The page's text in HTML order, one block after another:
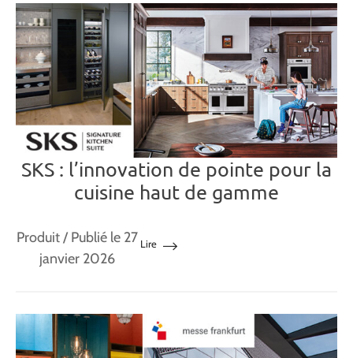
SKS : l’innovation de pointe pour la
cuisine haut de gamme
Produit/ Publié le 27
janvier 2026
Lire